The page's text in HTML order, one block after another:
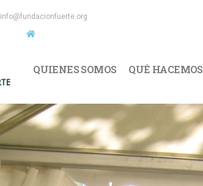
info@fundacionfuerte.org
QUIENES SOMOS QUÉ HACEMOS